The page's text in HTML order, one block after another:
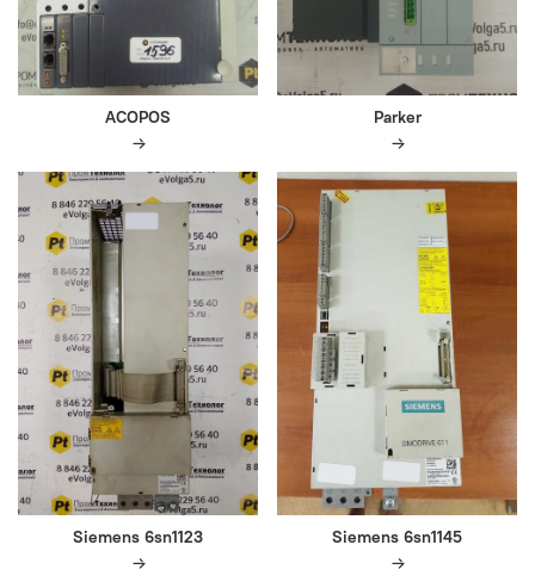
ACOPOS Parker
Siemens 6sn1123 Siemens 6sn1145